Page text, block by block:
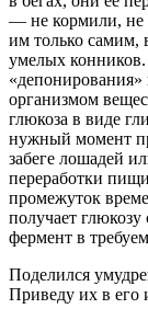
— не кормили, не
им только самим,
умелых
организмом
глюкоза в виде
нужный момент
забеге лошадей
переработки
промежуток
получает
фермент в
Поделился
Приведу их в его